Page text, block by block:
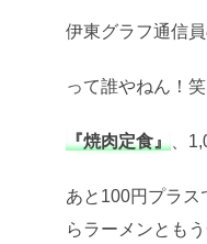
伊東グラフ通信
って誰やねん！笑
『焼肉定食』 、
あと100円プラス
らラーメンとも